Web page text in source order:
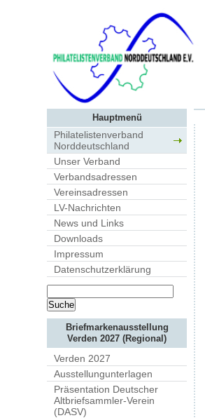
Hauptmenü
Philatelistenverband
Norddeutschland
Unser Verband
Verbandsadressen
Vereinsadressen
LV-Nachrichten
News und Links
Downloads
Impressum
Datenschutzerklärung
Briefmarkenausstellung
Verden 2027 (Regional)
Verden 2027
Ausstellungunterlagen
Präsentation Deutscher
Altbriefsammler-Verein
(DASV)